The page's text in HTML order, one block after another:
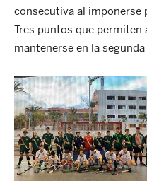
consecutiva al imponerse
Tres puntos que permiten
mantenerse en la